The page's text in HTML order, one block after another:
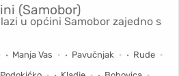
(Samobor)
u općini Samobor zajedno s
Manja Vas Pavučnjak
Rude